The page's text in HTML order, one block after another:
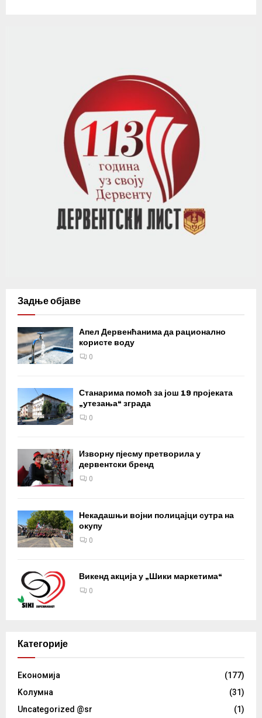
Задње објаве
Апел Дервенћанима да рационално
користе воду
0
Станарима помоћ за још 19 пројеката
„утезања“ зграда
0
Изворну пјесму претворила у
дервентски бренд
0
Некадашњи војни полицајци сутра на
окупу
0
Викенд акција у „Шики маркетима“
0
Категорије
Eкономија
(177)
Kолумнa
(31)
Uncategorized @sr
(1)